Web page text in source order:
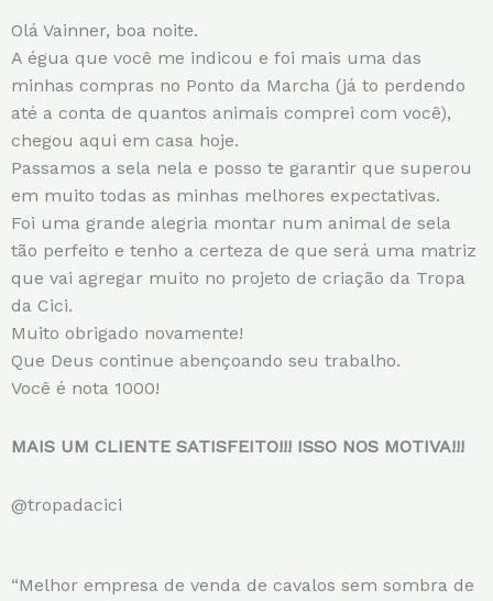
Olá Vainner, boa noite.
A égua que você me indicou e foi mais uma das
minhas compras no Ponto da Marcha (já to perdendo
até a conta de quantos animais comprei com você),
chegou aqui em casa hoje.
Passamos a sela nela e posso te garantir que superou
em muito todas as minhas melhores expectativas.
Foi uma grande alegria montar num animal de sela
tão perfeito e tenho a certeza de que será uma matriz
que vai agregar muito no projeto de criação da Tropa
da Cici.
Muito obrigado novamente!
Que Deus continue abençoando seu trabalho.
Você é nota 1000!
MAIS UM CLIENTE SATISFEITO!!! ISSO NOS MOTIVA!!!
@tropadacici
“Melhor empresa de venda de cavalos sem sombra de